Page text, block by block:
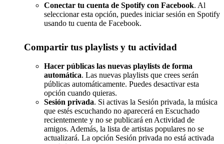
Conectar tu cuenta de Spotify con Facebook. Al
seleccionar esta opción, puedes iniciar sesión en Spotify
usando tu cuenta de Facebook.
Compartir tus playlists y tu actividad
Hacer públicas las nuevas playlists de forma
automática. Las nuevas playlists que crees serán
públicas automáticamente. Puedes desactivar esta
opción cuando quieras.
Sesión privada. Si activas la Sesión privada, la música
que estés escuchando no aparecerá en Escuchado
recientemente y no se publicará en Actividad de
amigos. Además, la lista de artistas populares no se
actualizará. La opción Sesión privada no está activada